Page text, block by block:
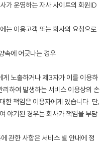
가 운영하는 자사 사이트의 회원ID
는 이용고객 또는 회사의 요청으로
속에 어긋나는 경우
노출하거나 제3자가 이를 이용하
하여 발생하는 서비스 이용상의 손
한 책임은 이용자에게 있습니다. 단,
야기된 경우는 회사가 책임을 부담
관한 사항은 서비스 별 안내에 정